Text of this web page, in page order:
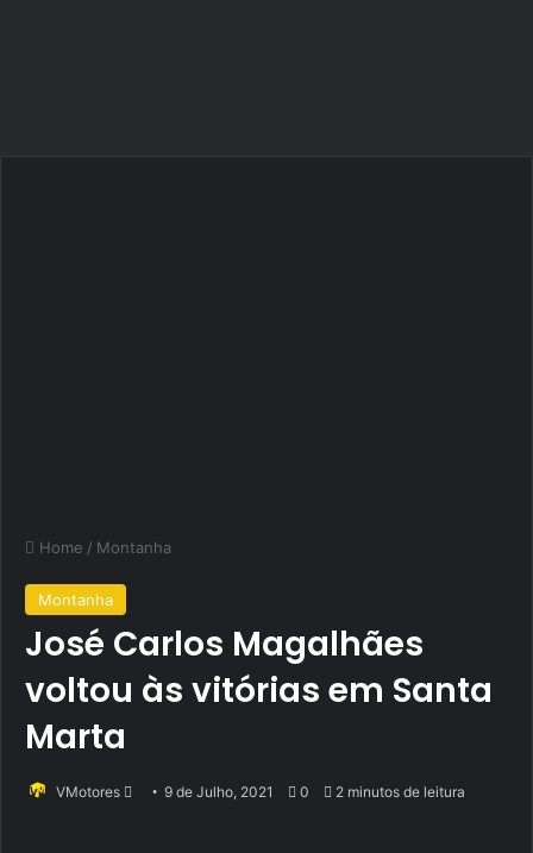
Home / Montanha
Montanha
José Carlos Magalhães
voltou às vitórias em Santa
Marta
VMotores
Send9 de Julho, 2021 0 2 minutos de leitura